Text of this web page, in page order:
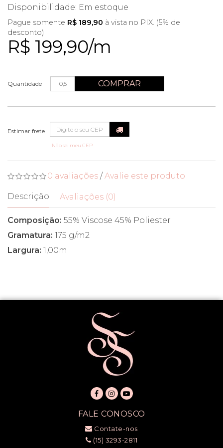
Disponibilidade: Em estoque
R$ 199,90/m
Pague somente R$ 189,90 à vista no PIX. (5% de
desconto)
Quantidade COMPRAR
Não sei meu CEP
0 avaliações /Avalie este produto
Descrição Avaliações (0)
Composição: 55% Viscose 45% Poliester
Gramatura: 175 g/m2
Largura: 1,00m
FALE CONOSCO
Contate-nos
(15) 3293-2811